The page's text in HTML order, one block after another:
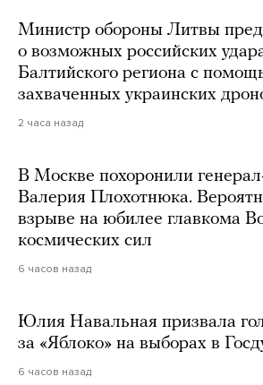
Министр обороны Литвы
о возможных российских
Балтийского региона с
захваченных украинских
2 часа назад
В Москве похоронили
Валерия Плохотнюка.
взрыве на юбилее главкома
космических сил
6 часов назад
Юлия Навальная призвала
за «Яблоко» на выборах в
6 часов назад